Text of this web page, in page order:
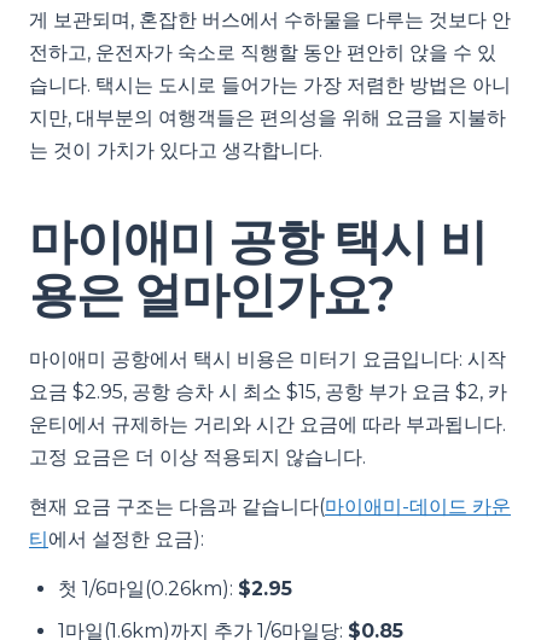
게 보관되며, 혼잡한 버스에서 수하물을 다루는 것보다 안
전하고, 운전자가 숙소로 직행할 동안 편안히 앉을 수 있
습니다. 택시는 도시로 들어가는 가장 저렴한 방법은 아니
지만, 대부분의 여행객들은 편의성을 위해 요금을 지불하
는 것이 가치가 있다고 생각합니다.
마이애미 공항 택시 비
용은 얼마인가요?
마이애미 공항에서 택시 비용은 미터기 요금입니다: 시작
요금 $2.95, 공항 승차 시 최소 $15, 공항 부가 요금 $2, 카
운티에서 규제하는 거리와 시간 요금에 따라 부과됩니다.
고정 요금은 더 이상 적용되지 않습니다.
현재 요금 구조는 다음과 같습니다(마이애미-데이드 카운
티에서 설정한 요금):
첫 1/6마일(0.26km): $2.95
1마일(1.6km)까지 추가 1/6마일당: $0.85